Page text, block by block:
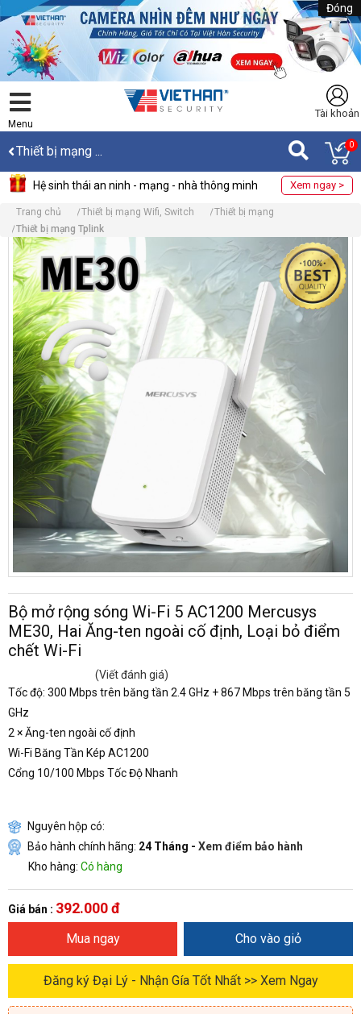
Đóng
Menu
Tài khoản
Thiết bị mạng ... 0
Hệ sinh thái an ninh - mạng - nhà thông minh Xem ngay >
Trang chủ Thiết bị mạng Wifi, Switch
Thiết bị mạng
Thiết bị mạng Tplink
Bộ mở rộng sóng Wi-Fi 5 AC1200 Mercusys
ME30, Hai Ăng-ten ngoài cố định, Loại bỏ điểm
chết Wi-Fi
(Viết đánh giá)
Tốc độ: 300 Mbps trên băng tần 2.4 GHz + 867 Mbps trên băng tần 5
GHz
2 × Ăng-ten ngoài cố định
Wi-Fi Băng Tần Kép AC1200
Cổng 10/100 Mbps Tốc Độ Nhanh
Nguyên hộp có:
Bảo hành chính hãng: 24 Tháng - Xem điểm bảo hành
Kho hàng: Có hàng
Giá bán : 392.000 đ
Mua ngay Cho vào giỏ
Đăng ký Đại Lý - Nhận Gía Tốt Nhất >> Xem Ngay